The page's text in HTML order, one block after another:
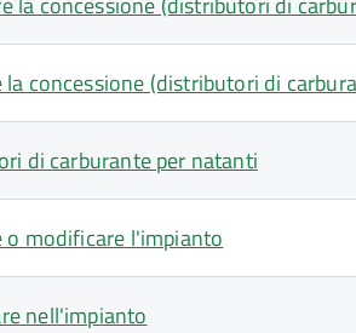
la concessione (distributori di
di carburante per natanti
o modificare l'impianto
nell'impianto